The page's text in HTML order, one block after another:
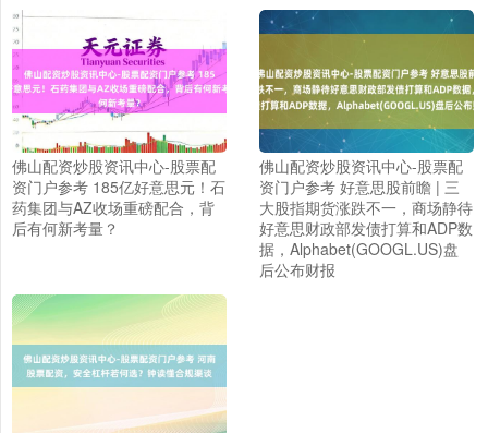
佛山配资炒股资讯中心-股票配
资门户参考 185亿好意思元！石
药集团与AZ收场重磅配合，背
后有何新考量？
佛山配资炒股资讯中心-股票配
资门户参考 好意思股前瞻 | 三
大股指期货涨跌不一，商场静待
好意思财政部发债打算和ADP数
据，Alphabet(GOOGL.US)盘
后公布财报